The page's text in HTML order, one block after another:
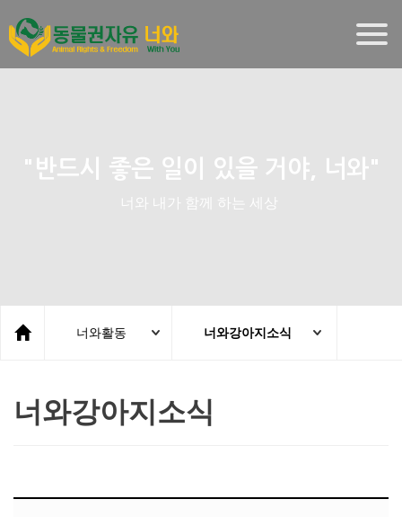
"반드시 좋은 일이 있을 거야, 너와"
너와 내가 함께 하는 세상
너와활동 너와강아지소식
너와강아지소식